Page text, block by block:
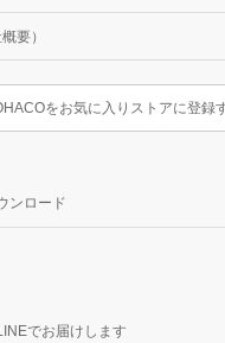
要）
をお気に入りストアに登録
ンロード
でお届けします